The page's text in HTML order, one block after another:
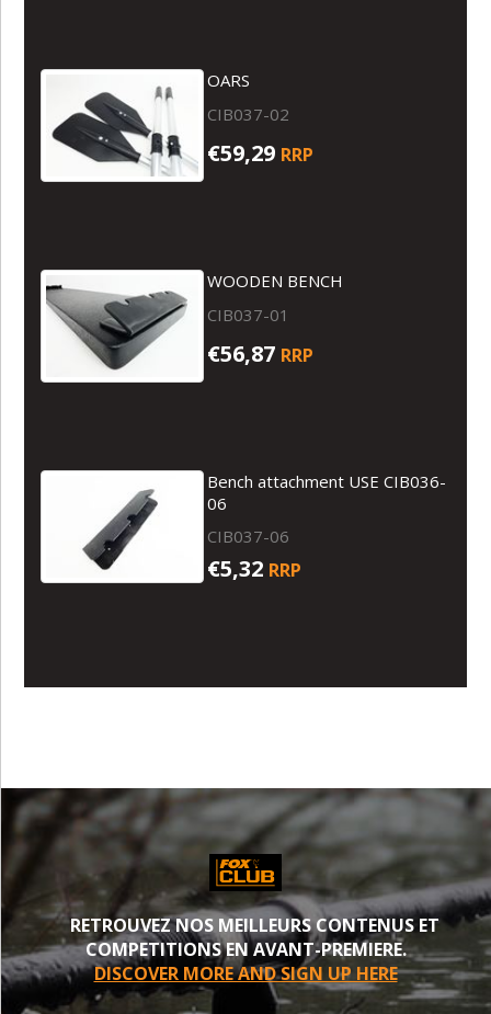
OARS
CIB037-02
€59,29 RRP
WOODEN BENCH
CIB037-01
€56,87 RRP
Bench attachment USE CIB036-
06
CIB037-06
€5,32 RRP
RETROUVEZ NOS MEILLEURS CONTENUS ET
COMPETITIONS EN AVANT-PREMIERE.
DISCOVER MORE AND SIGN UP HERE